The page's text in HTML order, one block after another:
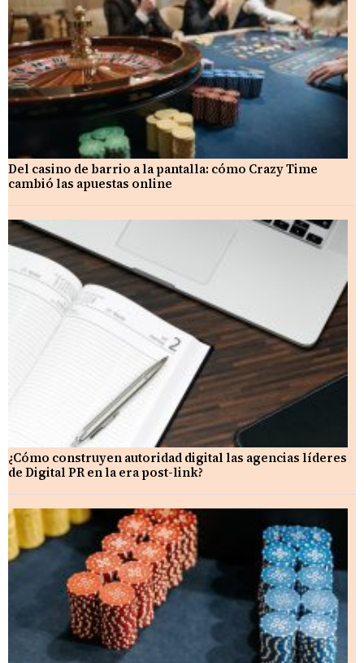
Del casino de barrio a la pantalla: cómo Crazy Time
cambió las apuestas online
¿Cómo construyen autoridad digital las agencias líderes
de Digital PR en la era post-link?